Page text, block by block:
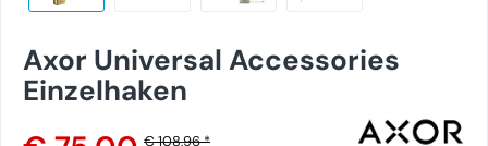
Axor Universal Accessories
Einzelhaken
€ 108,96 *